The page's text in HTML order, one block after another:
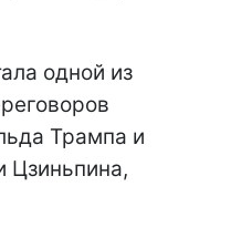
одной из
Трампа и
Цзиньпина,